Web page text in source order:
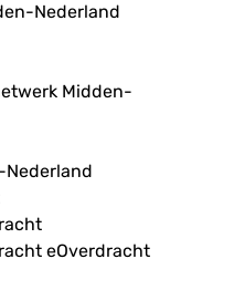
Nederland
Midden-
Nederland
eOverdracht